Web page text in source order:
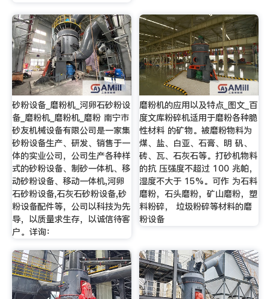
砂粉设备_磨粉机_河卵石砂粉设
备_磨粉机_磨粉机_磨粉 南宁市
砂友机械设备有限公司是一家集
砂粉设备生产、研发、销售于一
体的实业公司，公司生产各种样
式的砂粉设备、制砂一体机、移
动砂粉设备、移动一体机,河卵
石砂粉设备,石灰石砂粉设备,砂
粉设备配件等，公司以科技为先
导，以质量求生存，以诚信待客
户。详询：
磨粉机的应用以及特点_图文_百
度文库粉碎机适用于磨粉各种脆
性材料 的矿物。被磨粉物料为
煤、盐、白亚、石膏、明 矾、
砖、瓦、石灰石等。打砂机物料
的抗 压强度不超过 100 兆帕，
湿度不大于 15%。可作 为石料
磨粉，石头磨粉，矿山磨粉，塑
料粉碎， 垃圾粉碎等材料的磨
粉设备